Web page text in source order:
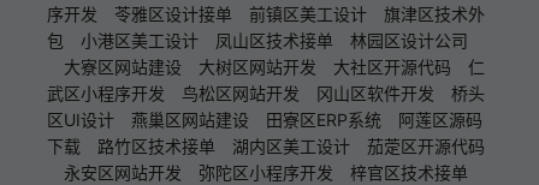
序开发
苓雅区设计接单 前镇区美工设计
旗津区技术外
包
小港区美工设计 凤山区技术接单
林园区设计公司
大寮区网站建设
大树区网站开发 大社区开源代码
仁
武区小程序开发
鸟松区网站开发 冈山区软件开发
桥头
区UI设计
燕巢区网站建设 田寮区ERP系统
阿莲区源码
下载
路竹区技术接单 湖内区美工设计
茄萣区开源代码
永安区网站开发
弥陀区小程序开发
梓官区技术接单